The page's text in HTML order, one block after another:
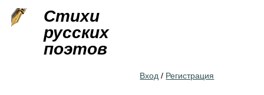
Стихи
русских
поэтов
Вход / Регистрация